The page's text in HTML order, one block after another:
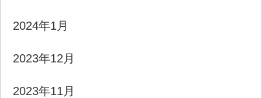
2024年1月
2023年12月
2023年11月